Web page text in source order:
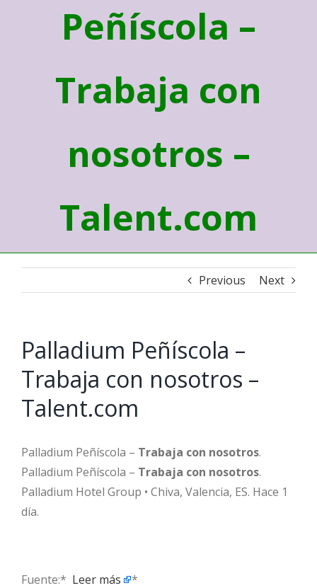
Peñíscola –
Trabaja con
nosotros –
Talent.com
Previous Next
Palladium Peñíscola –
Trabaja con nosotros –
Talent.com
Palladium Peñíscola – Trabaja con nosotros.
Palladium Peñíscola – Trabaja con nosotros.
Palladium Hotel Group • Chiva, Valencia, ES. Hace 1
día.
Fuente:* ​ Leer más *